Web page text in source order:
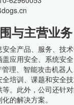
与主营业务
全产品、服务、技
应用安全、系统安
理、智能攻击机器
培训、课题和安全
。此外，公司还针对
的解决方案。